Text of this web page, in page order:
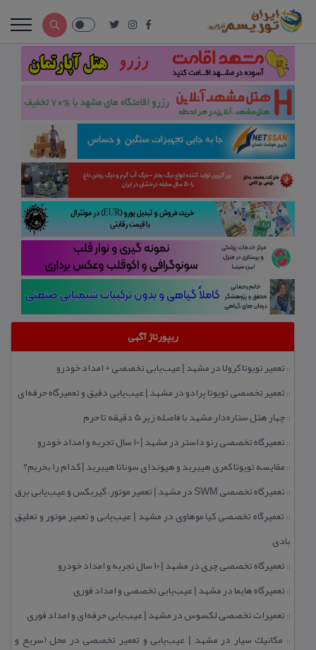
ریپورتاژ آگهی
:: تعمیر تویوتا كرولا در مشهد | عیب‌یابی تخصصی + امداد خودرو
:: تعمیر تخصصی تویوتا پرادو در مشهد | عیب‌یابی دقیق و تعمیرگاه حرفه‌ای
::چهار هتل‌ ستاره‌دار مشهد با فاصله زیر 5 دقیقه تا حرم
:: تعمیرگاه تخصصی رنو داستر در مشهد | ۱۰ سال تجربه و امداد خودرو
:: مقایسه تویوتا كمری هیبرید و هیوندای سوناتا هیبرید | كدام را بخریم؟
:: تعمیرگاه تخصصی SWM در مشهد | تعمیر موتور، گیربكس و عیب‌یابی برق
:: تعمیرگاه تخصصی كیا موهاوی در مشهد | عیب‌یابی و تعمیر موتور و تعلیق
بادی
:: تعمیرگاه تخصصی چری در مشهد | ۱۰ سال تجربه و امداد خودرو
:: تعمیرگاه هایما در مشهد | عیب‌یابی تخصصی و امداد فوری
:: تعمیرات تخصصی لكسوس در مشهد | عیب‌یابی حرفه‌ای و امداد فوری
:: مكانیك سیار در مشهد | عیب‌یابی و تعمیر تخصصی در محل (سریع و